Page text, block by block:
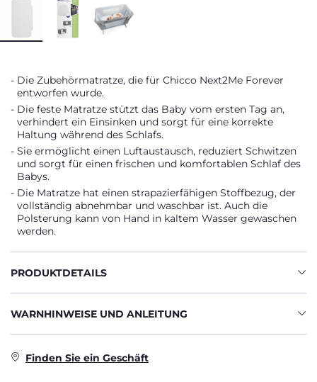
Die Zubehörmatratze, die für Chicco Next2Me Forever
entworfen wurde.
Die feste Matratze stützt das Baby vom ersten Tag an,
verhindert ein Einsinken und sorgt für eine korrekte
Haltung während des Schlafs.
Sie ermöglicht einen Luftaustausch, reduziert Schwitzen
und sorgt für einen frischen und komfortablen Schlaf des
Babys.
Die Matratze hat einen strapazierfähigen Stoffbezug, der
vollständig abnehmbar und waschbar ist. Auch die
Polsterung kann von Hand in kaltem Wasser gewaschen
werden.
PRODUKTDETAILS
WARNHINWEISE UND ANLEITUNG
Finden Sie ein Geschäft